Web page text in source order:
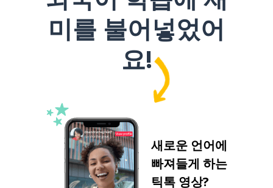
미를 불어넣었어
요!
새로운 언어에
빠져들게 하는
틱톡 영상?